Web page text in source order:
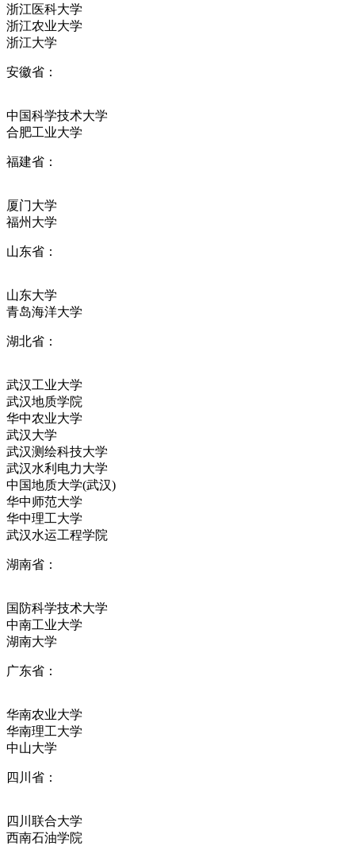
浙江医科大学
浙江农业大学
浙江大学
安徽省：
中国科学技术大学
合肥工业大学
福建省：
厦门大学
福州大学
山东省：
山东大学
青岛海洋大学
湖北省：
武汉工业大学
武汉地质学院
华中农业大学
武汉大学
武汉测绘科技大学
武汉水利电力大学
中国地质大学(武汉)
华中师范大学
华中理工大学
武汉水运工程学院
湖南省：
国防科学技术大学
中南工业大学
湖南大学
广东省：
华南农业大学
华南理工大学
中山大学
四川省：
四川联合大学
西南石油学院